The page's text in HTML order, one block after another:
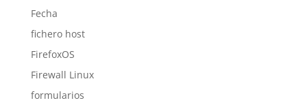
Fecha
fichero host
FirefoxOS
Firewall Linux
formularios